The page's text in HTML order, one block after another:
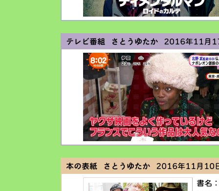
テレビ番組 さとうゆたか2016年11月
本の表紙 さとうゆたか2016年11月10
書名